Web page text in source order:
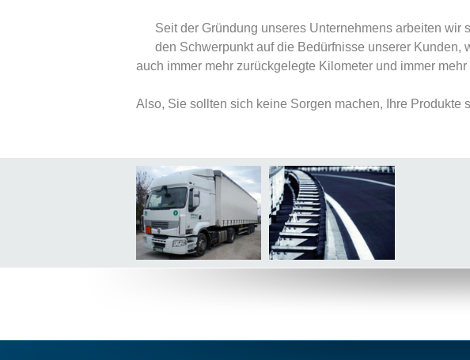
Seit der Gründung unseres Unternehmens arbeiten
den Schwerpunkt auf die Bedürfnisse unserer
auch immer mehr zurückgelegte Kilometer und immer
Also, Sie sollten sich keine Sorgen machen, Ihre Produkte